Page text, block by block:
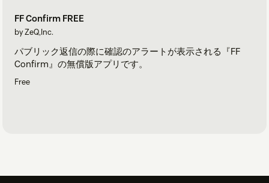
FF Confirm FREE
by ZeQ,Inc.
パブリック返信の際に確認のアラートが表示される『FF
Confirm』の無償版アプリです。
Free